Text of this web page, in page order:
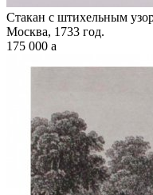
Стакан с штихельным
Москва, 1733 год.
175 000 a